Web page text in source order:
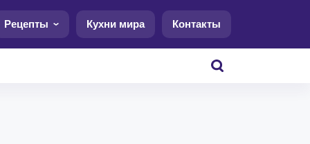
Рецепты Кухни мира Контакты